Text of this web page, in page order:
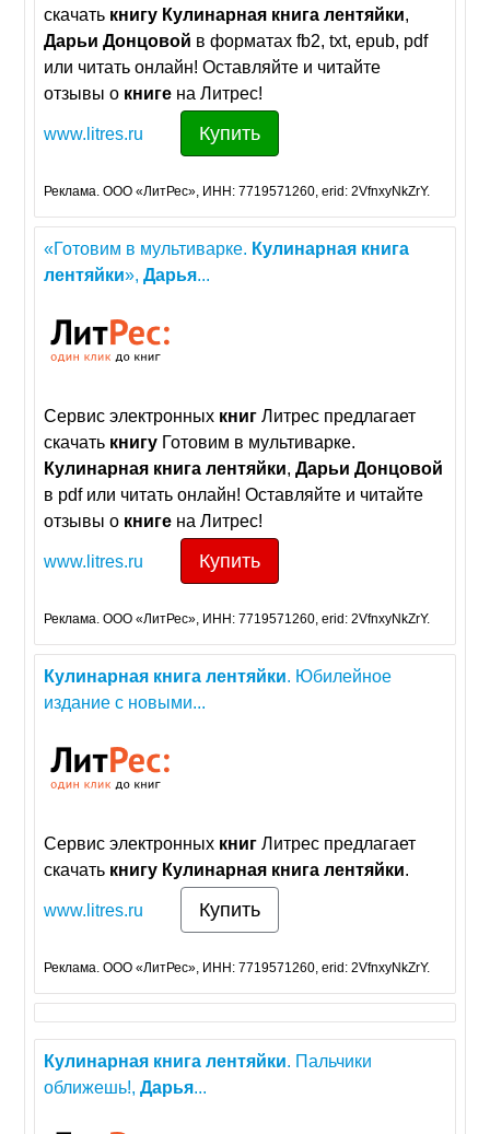
скачать книгу Кулинарная книга лентяйки,
Дарьи Донцовой в форматах fb2, txt, epub, pdf
или читать онлайн! Оставляйте и читайте
отзывы о книге на Литрес!
www.litres.ru Купить
Реклама. ООО «ЛитРес», ИНН: 7719571260, erid: 2VfnxyNkZrY.
«Готовим в мультиварке. Кулинарная книга
лентяйки»,Дарья...
Сервис электронных книг Литрес предлагает
скачать книгу Готовим в мультиварке.
Кулинарная книга лентяйки,Дарьи Донцовой
в pdf или читать онлайн! Оставляйте и читайте
отзывы о книге на Литрес!
www.litres.ru Купить
Реклама. ООО «ЛитРес», ИНН: 7719571260, erid: 2VfnxyNkZrY.
Кулинарная книга лентяйки. Юбилейное
издание с новыми...
Сервис электронных книг Литрес предлагает
скачать книгу Кулинарная книга лентяйки.
www.litres.ru Купить
Реклама. ООО «ЛитРес», ИНН: 7719571260, erid: 2VfnxyNkZrY.
Кулинарная книга лентяйки. Пальчики
оближешь!,Дарья...